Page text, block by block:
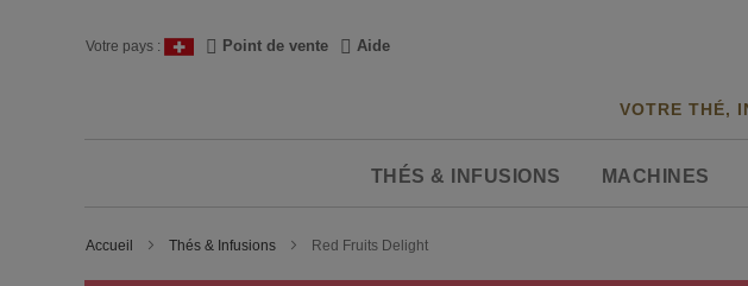
Votre pays : Langue Point de vente Aide
VOTRE THÉ,
THÉS & INFUSIONS MACHINES
Accueil Thés & Infusions Red Fruits Delight